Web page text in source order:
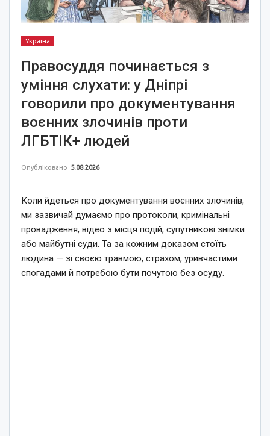
Україна
Правосуддя починається з
уміння слухати: у Дніпрі
говорили про документування
воєнних злочинів проти
ЛГБТІК+ людей
Опубліковано 5.08.2026
Коли йдеться про документування воєнних злочинів,
ми зазвичай думаємо про протоколи, кримінальні
провадження, відео з місця подій, супутникові знімки
або майбутні суди. Та за кожним доказом стоїть
людина — зі своєю травмою, страхом, уривчастими
спогадами й потребою бути почутою без осуду.